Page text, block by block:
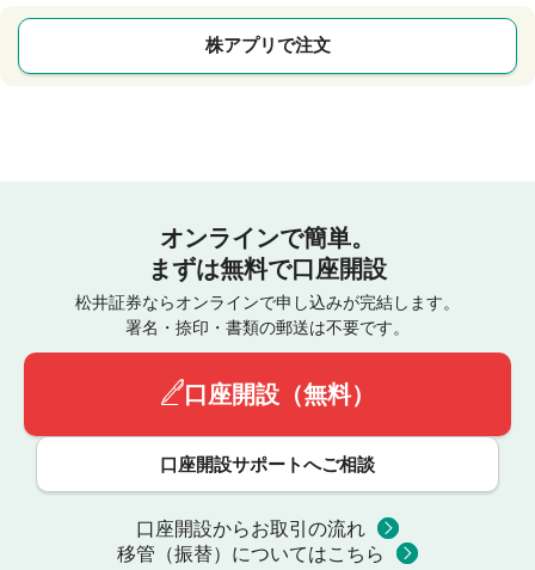
株アプリで注文
オンラインで簡単。
まずは無料で口座開設
松井証券ならオンラインで申し込みが完結します。
署名・捺印・書類の郵送は不要です。
口座開設（無料）
口座開設サポートへご相談
口座開設からお取引の流れ
移管（振替）についてはこちら